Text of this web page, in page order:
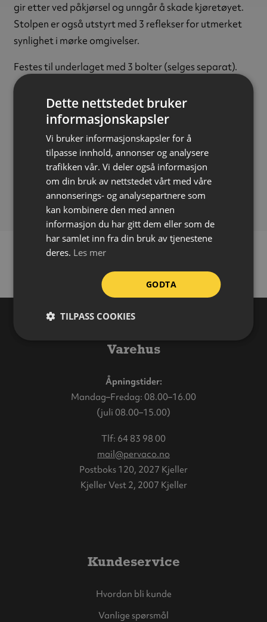
gir etter ved påkjørsel og unngår å skade kjøretøyet.
Stolpen er også utstyrt med 3 reflekser for utmerket
synlighet i mørke omgivelser.
Festes til underlaget med 3 bolter (selges separat).
Materiale:polyvinylklorid (PVC)
Høyde: 820 mm
Stolpediameter: 80 mm
Fotdiameter:200 mm
Monteringshull:
3 x Ø11 mm
1,35 kg
Varehus
Åpningstider:
Mandag–Fredag: 08.00–16.00
(juli 08.00–15.00)
Tlf: 64 83 98 00
mail@pervaco.no
Postboks 120, 2027 Kjeller
Kjeller Vest 2, 2007 Kjeller
Kundeservice
Hvordan bli kunde
Vanlige spørsmål
Dette nettstedet bruker
informasjonskapsler
Vi bruker informasjonskapsler for å
tilpasse innhold, annonser og analysere
trafikken vår. Vi deler også informasjon
om din bruk av nettstedet vårt med våre
annonserings- og analysepartnere som
kan kombinere den med annen
informasjon du har gitt dem eller som de
har samlet inn fra din bruk av tjenestene
deres. Les mer
GODTA
TILPASS COOKIES